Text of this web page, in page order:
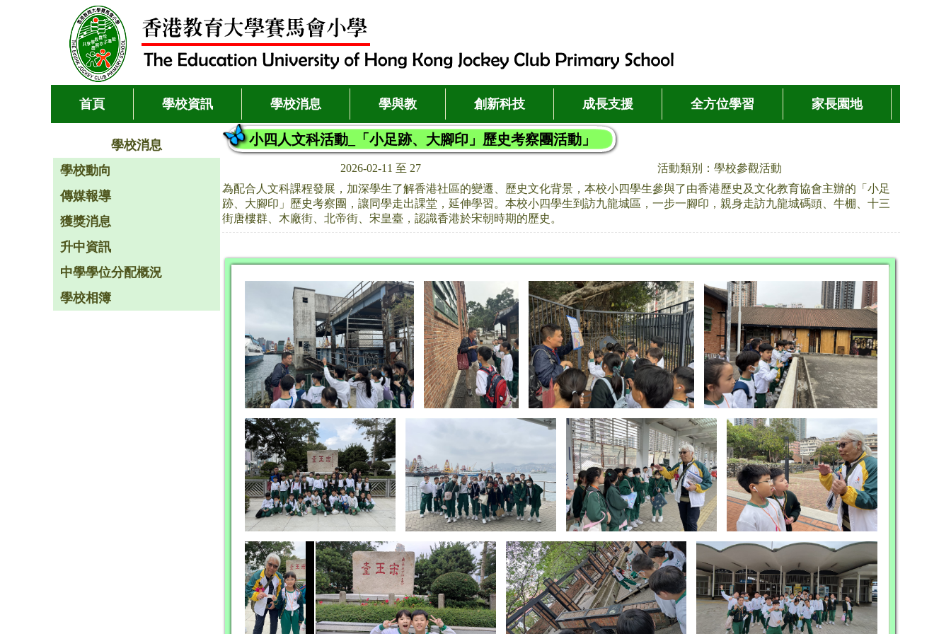
首頁 學校資訊 學校消息 學與教 創新科技 成長支援 全方位學習 家長園地
學校消息
學校動向
傳媒報導
獲獎消息
升中資訊
中學學位分配概況
學校相簿
小四人文科活動_「小足跡、大腳印」歷史考察團活動」
2026-02-11 至 27
活動類別：學校參觀活動
為配合人文科課程發展，加深學生了解香港社區的變遷、歷史文化背景，本校小四學生參與了由香港歷史及文化教育協會主辦的「小足
跡、大腳印」歷史考察團，讓同學走出課堂，延伸學習。本校小四學生到訪九龍城區，一步一腳印，親身走訪九龍城碼頭、牛棚、十三
街唐樓群、木廠街、北帝街、宋皇臺，認識香港於宋朝時期的歷史。